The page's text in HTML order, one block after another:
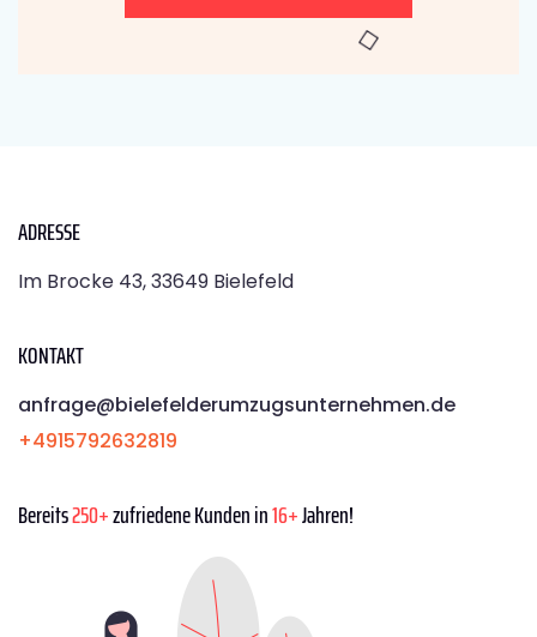
ADRESSE
Im Brocke 43, 33649 Bielefeld
KONTAKT
anfrage@bielefelderumzugsunternehmen.de
+4915792632819
Bereits250+zufriedene Kunden in16+Jahren!